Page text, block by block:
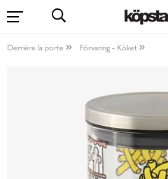
Derriére la porte Förvaring - Köket